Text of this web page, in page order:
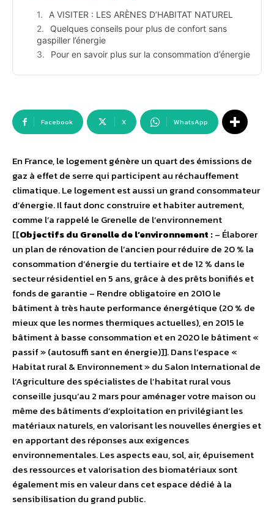
A VISITER : LES ARÈNES D’HABITAT NATUREL
Quelques conseils pour plus de confort sans
gaspiller l’énergie
Pour en savoir plus sur la consommation d’énergie
Facebook X WhatsApp
En France, le logement génère un quart des émissions de
gaz à effet de serre qui participent au réchauffement
climatique. Le logement est aussi un grand consommateur
d’énergie. Il faut donc construire et habiter autrement,
comme l’a rappelé le Grenelle de l’environnement
[[Objectifs du Grenelle de l’environnement :– Élaborer
un plan de rénovation de l’ancien pour réduire de 20 % la
consommation d’énergie du tertiaire et de 12 % dans le
secteur résidentiel en 5 ans, grâce à des prêts bonifiés et
fonds de garantie – Rendre obligatoire en 2010 le
bâtiment à très haute performance énergétique (20 % de
mieux que les normes thermiques actuelles), en 2015 le
bâtiment à basse consommation et en 2020 le bâtiment «
passif » (autosuffi sant en énergie)]]. Dans l’espace «
Habitat rural & Environnement » du Salon International de
l’Agriculture des spécialistes de l’habitat rural vous
conseille jusqu’au 2 mars pour aménager votre maison ou
même des bâtiments d’exploitation en privilégiant les
matériaux naturels, en valorisant les nouvelles énergies et
en apportant des réponses aux exigences
environnementales. Les aspects eau, sol, air, épuisement
des ressources et valorisation des biomatériaux sont
également mis en valeur dans cet espace dédié à la
sensibilisation du grand public.